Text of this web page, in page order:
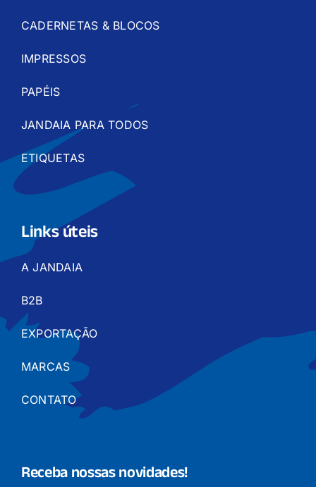
CADERNETAS & BLOCOS
IMPRESSOS
PAPÉIS
JANDAIA PARA TODOS
ETIQUETAS
Links úteis
A JANDAIA
B2B
EXPORTAÇÃO
MARCAS
CONTATO
Receba nossas novidades!